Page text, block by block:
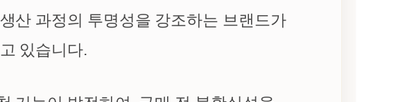
산 과정의 투명성을 강조하는 브랜드가
있습니다.